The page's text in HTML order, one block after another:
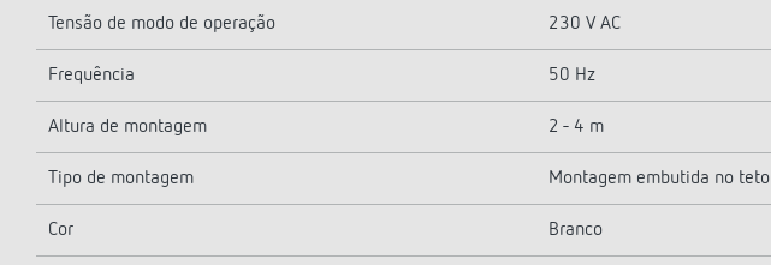
Tensão de modo de operação 230 V AC
Frequência 50 Hz
Altura de montagem 2 - 4 m
Tipo de montagem Montagem embutida no teto
Cor Branco